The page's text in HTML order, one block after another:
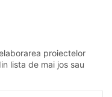
proiectelor
lista de mai jos sau